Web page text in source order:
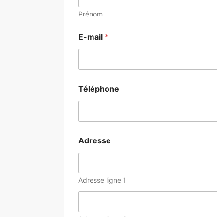
Prénom
E-mail *
Téléphone
Adresse
Adresse ligne 1